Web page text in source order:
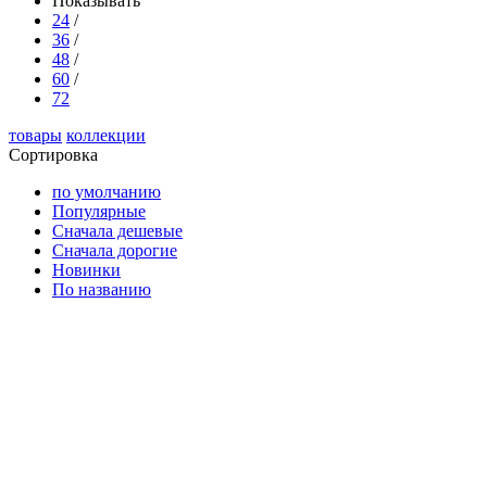
24 /
36 /
48 /
60 /
72
товары коллекции
Сортировка
по умолчанию
Популярные
Сначала дешевые
Сначала дорогие
Новинки
По названию